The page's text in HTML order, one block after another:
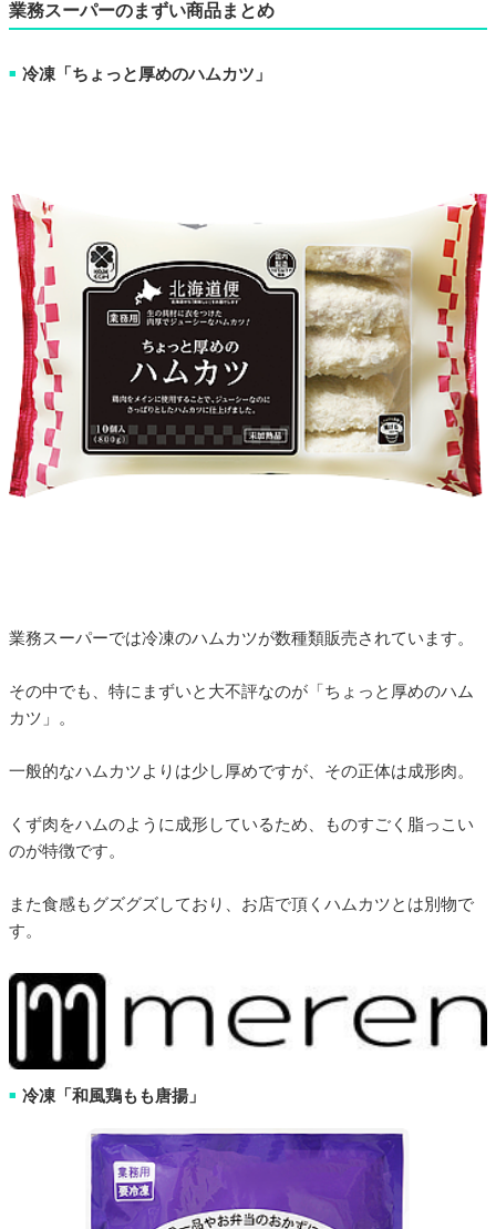
業務スーパーのまずい商品まとめ
■ 冷凍「ちょっと厚めのハムカツ」
業務スーパーでは冷凍のハムカツが数種類販売されています。
その中でも、特にまずいと大不評なのが「ちょっと厚めのハム
カツ」。
一般的なハムカツよりは少し厚めですが、その正体は成形肉。
くず肉をハムのように成形しているため、ものすごく脂っこい
のが特徴です。
また食感もグズグズしており、お店で頂くハムカツとは別物で
す。
■ 冷凍「和風鶏もも唐揚」